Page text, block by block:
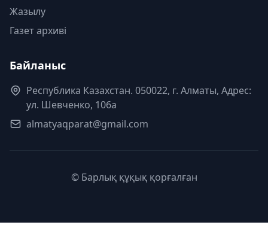
Жазылу
Газет архиві
Байланыс
Республика Казахстан. 050022, г. Алматы, Адрес:
ул. Шевченко, 106а
almatyaqparat@gmail.com
© Барлық құқық қорғалған